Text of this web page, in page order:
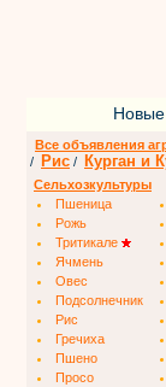
Все объявления
/
Рис / Курган и
Сельхозкультуры
Пшеница
Рожь
Тритикале
Ячмень
Овес
Подсолнечник
Рис
Гречиха
Пшено
Просо